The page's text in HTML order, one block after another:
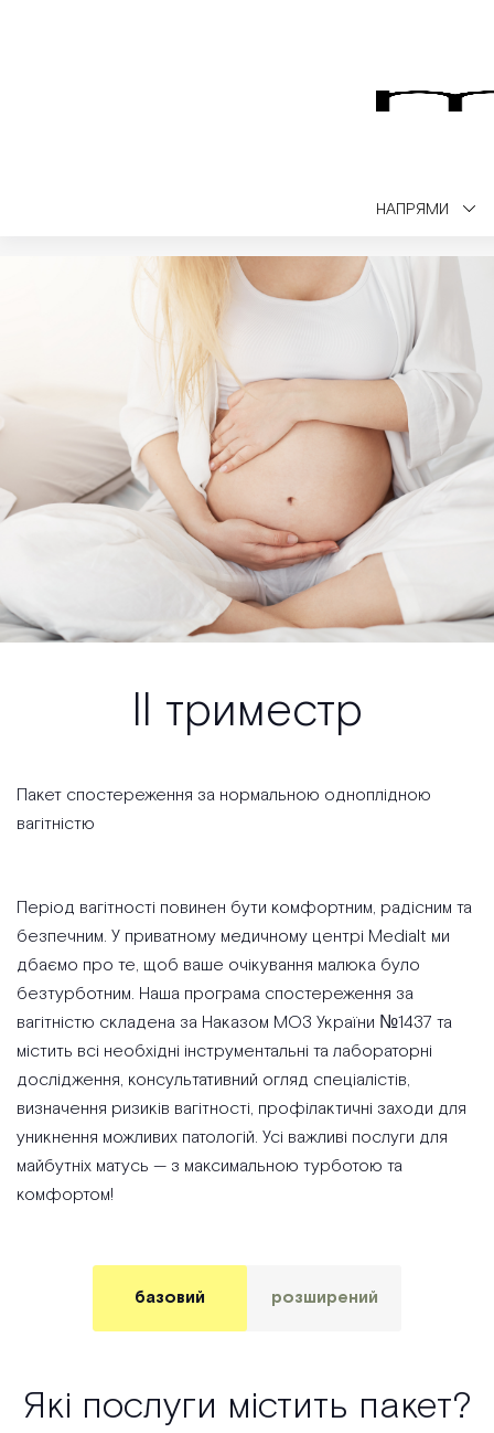
НАПРЯМИ
ІІ триместр
Пакет спостереження за нормальною одноплідною
вагітністю
Період вагітності повинен бути комфортним, радісним та
безпечним. У приватному медичному центрі Medialt ми
дбаємо про те, щоб ваше очікування малюка було
безтурботним. Наша програма спостереження за
вагітністю складена за Наказом МОЗ України №1437 та
містить всі необхідні інструментальні та лабораторні
дослідження, консультативний огляд спеціалістів,
визначення ризиків вагітності, профілактичні заходи для
уникнення можливих патологій. Усі важливі послуги для
майбутніх матусь — з максимальною турботою та
комфортом!
базовий розширений
Які послуги містить пакет?